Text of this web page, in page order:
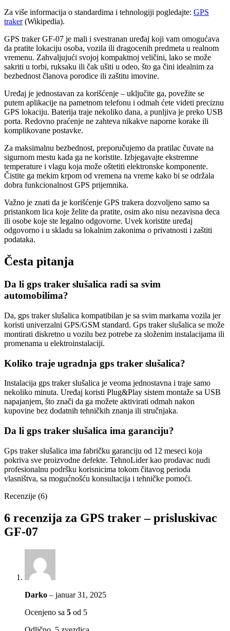
Za više informacija o standardima i tehnologiji pogledajte: GPS
traker(Wikipedia).
GPS traker GF-07 je mali i svestranan uređaj koji vam omogućava
da pratite lokaciju osoba, vozila ili dragocenih predmeta u realnom
vremenu. Zahvaljujući svojoj kompaktnoj veličini, lako se može
sakriti u torbi, ruksaku ili čak ušiti u odeo, što ga čini idealnim za
bezbednost članova porodice ili zaštitu imovine.
Uređaj je jednostavan za korišćenje – uključite ga, povežite se
putem aplikacije na pametnom telefonu i odmah ćete videti preciznu
GPS lokaciju. Baterija traje nekoliko dana, a punljiva je preko USB
porta. Redovno praćenje ne zahteva nikakve naporne korake ili
komplikovane postavke.
Za maksimalnu bezbednost, preporučujemo da pratilac čuvate na
sigurnom mestu kada ga ne koristite. Izbjegavajte ekstremne
temperature i vlagu koja može oštetiti elektronske komponente.
Čistite ga mekim krpom od vremena na vreme kako bi se održala
dobra funkcionalnost GPS prijemnika.
Važno je znati da je korišćenje GPS trakera dozvoljeno samo sa
pristankom lica koje želite da pratite, osim ako nisu nezavisna deca
ili osobe koje ste legalno odgovorne. Uvek koristite uređaj
odgovorno i u skladu sa lokalnim zakonima o privatnosti i zaštiti
podataka.
Česta pitanja
Da li gps traker slušalica radi sa svim
automobilima?
Da, gps traker slušalica kompatibilan je sa svim markama vozila jer
koristi univerzalni GPS/GSM standard. Gps traker slušalica se može
montirati diskretno u vozilu bez potrebe za složenim instalacijama ili
promenama u elektroinstalaciji.
Koliko traje ugradnja gps traker slušalica?
Instalacija gps traker slušalica je veoma jednostavna i traje samo
nekoliko minuta. Uređaj koristi Plug&Play sistem montaže sa USB
napajanjem, što znači da ga možete aktivirati odmah nakon
kupovine bez dodatnih tehničkih znanja ili stručnjaka.
Da li gps traker slušalica ima garanciju?
Gps traker slušalica ima fabričku garanciju od 12 meseci koja
pokriva sve proizvodne defekte. TehnoLider kao prodavac nudi
profesionalnu podršku korisnicima tokom čitavog perioda
vlasništva, sa mogućnošću konsultacija i tehničke pomoći.
Recenzije (6)
6 recenzija za GPS traker – prisluskivac
GF-07
Darko – januar 31, 2025
Ocenjeno sa 5 od 5